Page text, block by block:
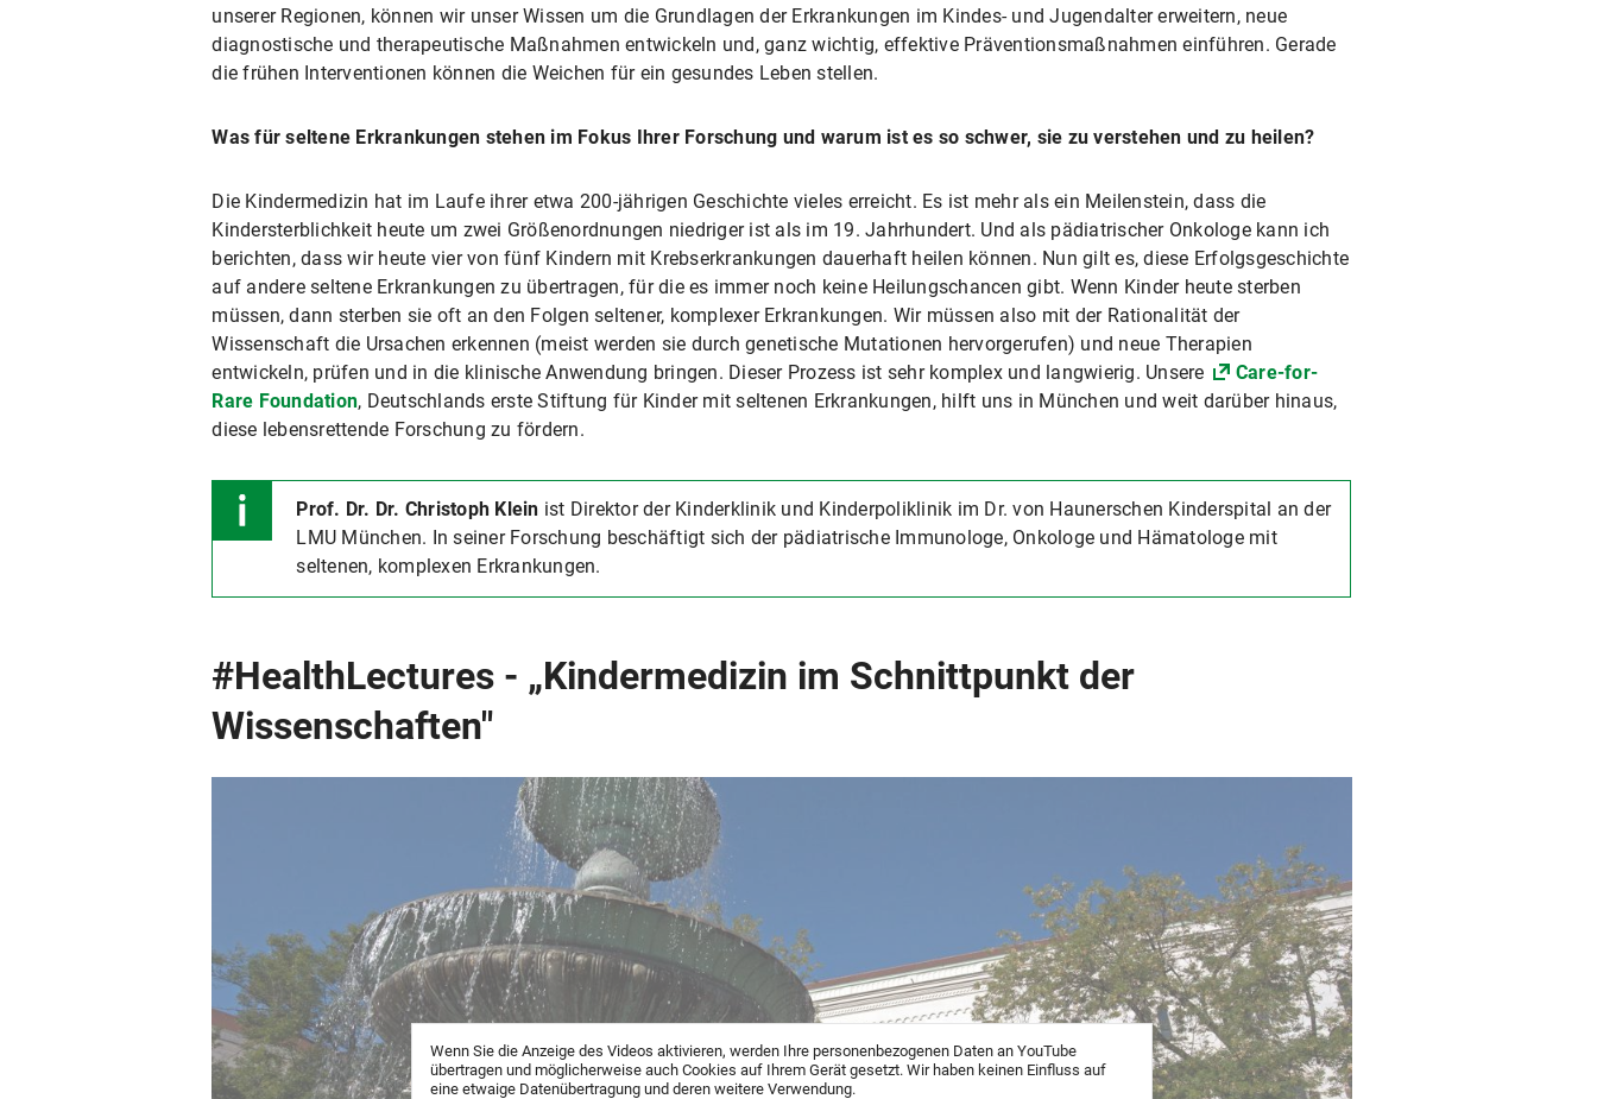
unserer​ Regionen, können wir unser Wissen um die Grundlagen der Erkrankungen im Kindes- und Jugendalter erweitern, neue
diagnostische und therapeutische Maßnahmen entwickeln und, ganz wichtig, effektive Präventionsmaßnahmen einführen. Gerade
die frühen Interventionen können die Weichen für ein gesundes Leben stellen.
Was für seltene Erkrankungen stehen im Fokus Ihrer Forschung und warum ist es so schwer, sie zu verstehen und zu heilen?
Die Kindermedizin hat im Laufe ihrer etwa 200-jährigen Geschichte vieles erreicht. Es ist mehr als ein Meilenstein, dass die
Kindersterblichkeit heute um zwei Größenordnungen niedriger ist als im 19. Jahrhundert. Und als pädiatrischer Onkologe kann ich
berichten, dass wir heute vier von fünf Kindern mit Krebserkrankungen dauerhaft heilen können. Nun gilt es, diese Erfolgsgeschichte
auf andere seltene Erkrankungen zu übertragen, für die es immer noch keine Heilungschancen gibt. Wenn Kinder heute sterben
müssen, dann sterben sie oft an den Folgen seltener, komplexer Erkrankungen. Wir müssen also mit der Rationalität der
Wissenschaft die Ursachen erkennen (meist werden sie durch genetische Mutationen hervorgerufen) und neue Therapien
entwickeln, prüfen und in die klinische Anwendung bringen. Dieser Prozess ist sehr komplex und langwierig. Unsere
Care-for-
Rare Foundation, Deutschlands erste Stiftung für Kinder mit seltenen Erkrankungen, hilft uns in München und weit darüber hinaus,
diese lebensrettende Forschung zu fördern.
Prof. Dr. Dr. Christoph Klein ist Direktor der Kinderklinik und Kinderpoliklinik im Dr. von Haunerschen Kinderspital an der
LMU München. In seiner Forschung beschäftigt sich der pädiatrische Immunologe, Onkologe und Hämatologe mit
seltenen, komplexen Erkrankungen.
#HealthLectures - „Kindermedizin im Schnittpunkt der
Wissenschaften"
Wenn Sie die Anzeige des Videos aktivieren, werden Ihre personenbezogenen Daten an YouTube
übertragen und möglicherweise auch Cookies auf Ihrem Gerät gesetzt. Wir haben keinen Einfluss auf
eine etwaige Datenübertragung und deren weitere Verwendung.